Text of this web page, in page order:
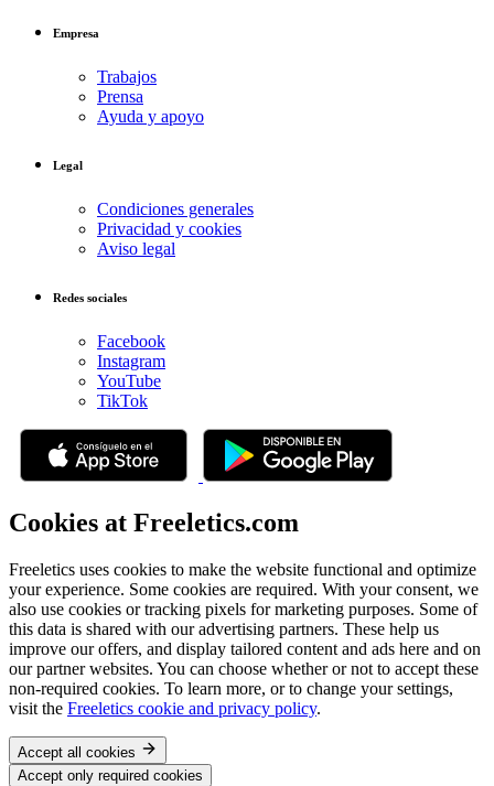
Empresa
Trabajos
Prensa
Ayuda y apoyo
Legal
Condiciones generales
Privacidad y cookies
Aviso legal
Redes sociales
Facebook
Instagram
YouTube
TikTok
Cookies at Freeletics.com
Freeletics uses cookies to make the website functional and optimize
your experience. Some cookies are required. With your consent, we
also use cookies or tracking pixels for marketing purposes. Some of
this data is shared with our advertising partners. These help us
improve our offers, and display tailored content and ads here and on
our partner websites. You can choose whether or not to accept these
non-required cookies. To learn more, or to change your settings,
visit the Freeletics cookie and privacy policy.
Accept all cookies
Accept only required cookies